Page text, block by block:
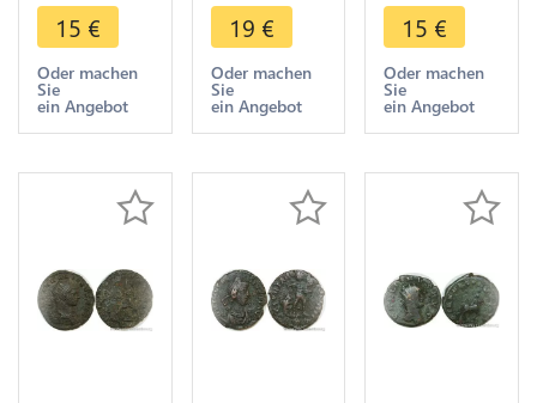
Centenionalis
Constantius
II 337 361
Rome
Temp
15 €
Oder machen
Sie
ein Angebot
Antoninianus
Carus 282
283 Rome
Aeternit
KAA ->
19 €
Oder machen
Sie
ein Angebot
Constantius
II 337 341 -
> Make
Offer
15 €
Oder machen
Sie
ein Angebot